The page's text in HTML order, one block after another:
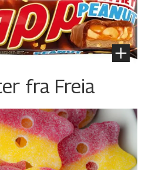
fra Freia